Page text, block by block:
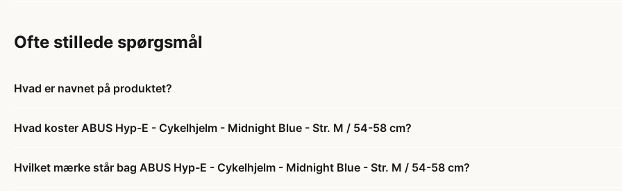
Ofte stillede spørgsmål
Hvad er navnet på produktet?
Hvad koster ABUS Hyp-E - Cykelhjelm - Midnight Blue - Str. M / 54-58 cm?
Hvilket mærke står bag ABUS Hyp-E - Cykelhjelm - Midnight Blue - Str. M / 54-58 cm?